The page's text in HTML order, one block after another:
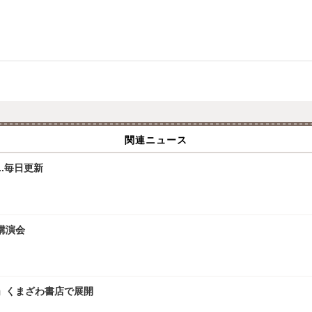
関連ニュース
毎日更新
演会
くまざわ書店で展開